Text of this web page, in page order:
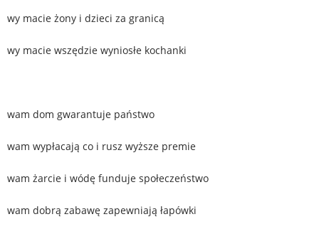
wy macie żony i dzieci za granicą
wy macie wszędzie wyniosłe kochanki
wam dom gwarantuje państwo
wam wypłacają co i rusz wyższe premie
wam żarcie i wódę funduje społeczeństwo
wam dobrą zabawę zapewniają łapówki